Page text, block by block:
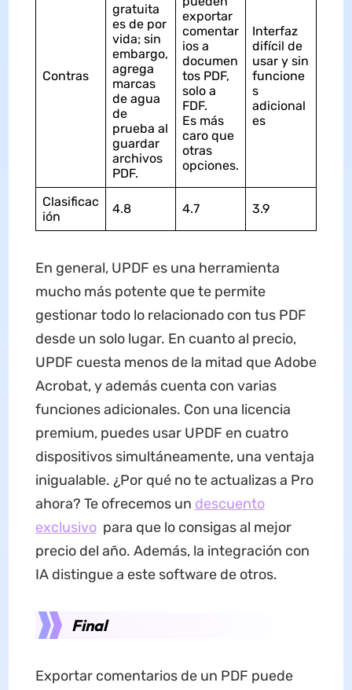
Contras
gratuita
es de por
vida; sin
embargo,
agrega
marcas
de agua
de
prueba al
guardar
archivos
PDF.
exportar
comentar
ios a
documen
tos PDF,
solo a
FDF.
Es más
caro que
otras
opciones.
Interfaz
difícil de
usar y sin
funcione
s
adicional
es
Clasificac
ión
4.8 4.7 3.9
En general, UPDF es una herramienta
mucho más potente que te permite
gestionar todo lo relacionado con tus PDF
desde un solo lugar. En cuanto al precio,
UPDF cuesta menos de la mitad que Adobe
Acrobat, y además cuenta con varias
funciones adicionales. Con una licencia
premium, puedes usar UPDF en cuatro
dispositivos simultáneamente, una ventaja
inigualable. ¿Por qué no te actualizas a Pro
ahora? Te ofrecemos un descuento
exclusivopara que lo consigas al mejor
precio del año. Además, la integración con
IA distingue a este software de otros.
Final
Exportar comentarios de un PDF puede